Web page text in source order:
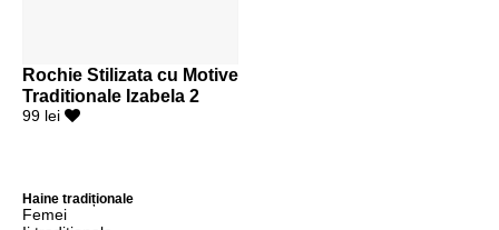
Rochie Stilizata cu Motive
Traditionale Izabela 2
99 lei
Haine tradiționale
Femei